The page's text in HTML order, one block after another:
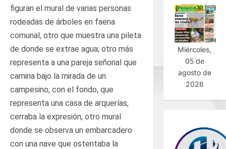
figuran el mural de varias personas
rodeadas de árboles en faena
comunal, otro que muestra una pileta
de donde se extrae agua; otro más
representa a una pareja señorial que
camina bajo la mirada de un
campesino, con el fondo, que
representa una casa de arquerías,
cerraba la expresión, otro mural
donde se observa un embarcadero
con una nave que ostentaba la
Miércoles,
05 de
agosto de
2026